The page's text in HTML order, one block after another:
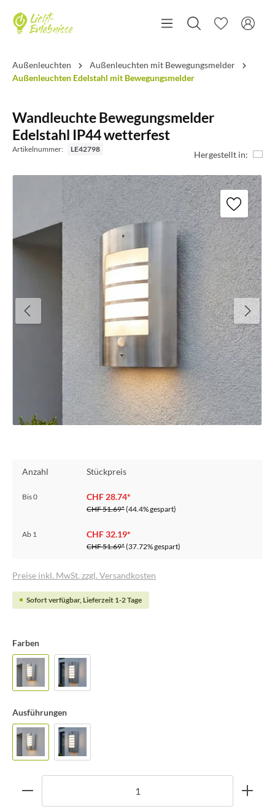
Außenleuchten
Außenleuchten mit Bewegungsmelder
Außenleuchten Edelstahl mit Bewegungsmelder
Wandleuchte Bewegungsmelder
Edelstahl IP44 wetterfest
Artikelnummer: LE42798 Hergestellt in:
Anzahl Stückpreis
Bis0 CHF 28.74*
CHF 51.69*(44.4% gespart)
Ab 1 CHF 32.19*
CHF 51.69*(37.72% gespart)
Preise inkl. MwSt. zzgl. Versandkosten
Sofort verfügbar, Lieferzeit 1-2 Tage
Farben
Ausführungen